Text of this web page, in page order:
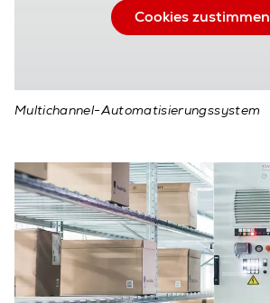
Cookies zustimmen
Multichannel-Automatisierungssystem